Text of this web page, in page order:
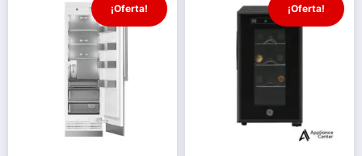
¡Oferta! ¡Oferta!